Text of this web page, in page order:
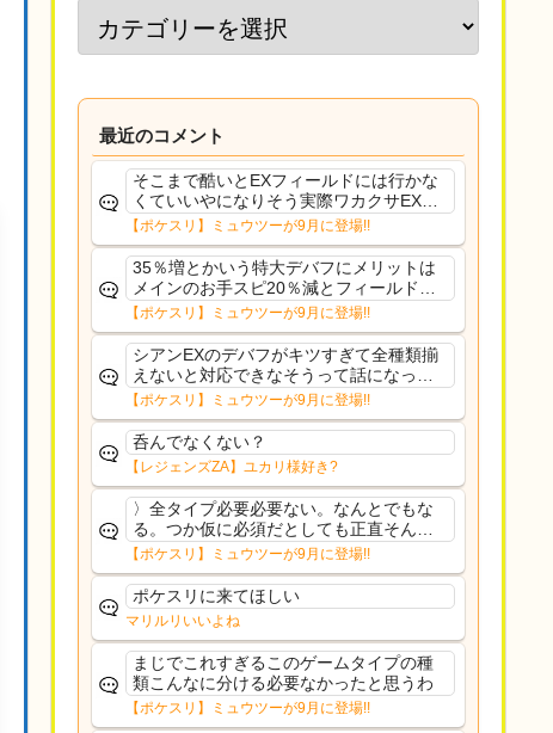
最近のコメント
そこまで酷いとEXフィールドには行かな
くていいやになりそう実際ワカクサEXで
さえあんまり行ってないや
【ポケスリ】ミュウツーが9月に登場!!
35％増とかいう特大デバフにメリットは
メインのお手スピ20％減とフィールド効
果のみフェアリーノーマルとか引いたら
まともに料理も作れないし終わり控えめ
に言ってカス
【ポケスリ】ミュウツーが9月に登場!!
シアンEXのデバフがキツすぎて全種類揃
えないと対応できなそうって話になって
るわ
【ポケスリ】ミュウツーが9月に登場!!
呑んでなくない？
【レジェンズZA】ユカリ様好き?
〉全タイプ必要必要ない。なんとでもな
る。つか仮に必須だとしても正直そんな
もんに付き合う気は無い。運営は時間の
リソースを甘く見すぎなのよ。ポケスリ
やったことないやろうなと思ってる。〉
ラピスEX最短二年後...
【ポケスリ】ミュウツーが9月に登場!!
ポケスリに来てほしい
マリルリいいよね
まじでこれすぎるこのゲームタイプの種
類こんなに分ける必要なかったと思うわ
【ポケスリ】ミュウツーが9月に登場!!